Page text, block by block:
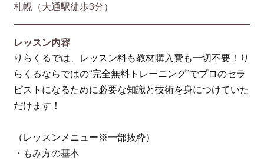
札幌（大通駅徒歩3分）
レッスン内容
りらくるでは、レッスン料も教材購入費も一切不要！り
らくるならではの“完全無料トレーニング”でプロのセラ
ピストになるために必要な知識と技術を身につけていた
だけます！
（レッスンメニュー※一部抜粋）
・もみ方の基本